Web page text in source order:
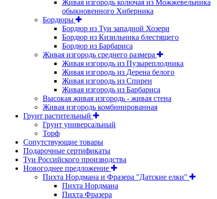
Живая изгородь колючая из Можжевельника
обыкновенного Хиберника
Бордюры
Бордюр из Туи западной Хозери
Бордюр из Кизильника блестящего
Бордюр из Барбариса
Живая изгородь среднего размера
Живая изгородь из Пузыреплодника
Живая изгородь из Дерена белого
Живая изгородь из Спиреи
Живая изгородь из Барбариса
Высокая живая изгородь - живая стена
Живая изгородь комбинированная
Грунт растительный
Грунт универсальный
Торф
Сопутствующие товары
Подарочные сертификаты
Туи Российского производства
Новогоднее предложение
Пихта Нордмана и Фразера "Датские елки"
Пихта Нордмана
Пихта Фразера